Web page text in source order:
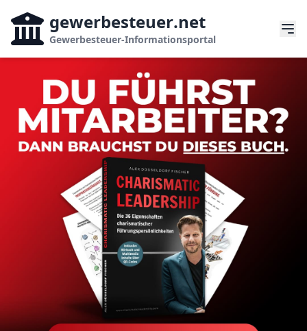
gewerbesteuer.net
Gewerbesteuer-Informationsportal